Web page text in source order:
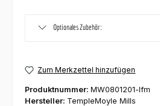
Optionales Zubehör:
Zum Merkzettel hinzufügen
Produktnummer: MW0801201-lfm
Hersteller: TempleMoyle Mills